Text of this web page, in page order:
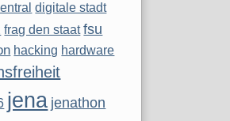
digitale stadt
frag den staat fsu
hacking hardware
jena jenathon